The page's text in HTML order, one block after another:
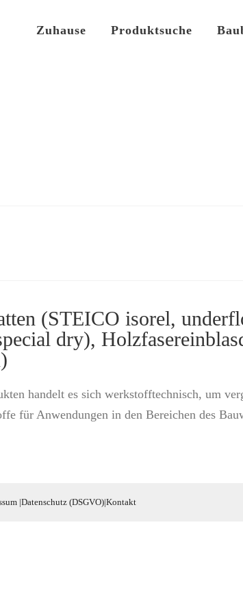
Zuhause Produktsuche
(STEICO isorel,
dry),
handelt es sich werkstofftechnisch, um
für Anwendungen in den Bereichen des
|Datenschutz (DSGVO)|Kontakt